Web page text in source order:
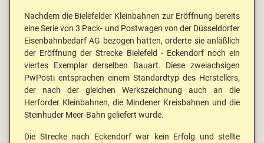
Nachdem die Bielefelder Kleinbahnen zur Eröffnung bereits
eine Serie von 3 Pack- und Postwagen von der Düsseldorfer
Eisenbahnbedarf AG bezogen hatten, orderte sie anläßlich
der Eröffnung der Strecke Bielefeld - Eckendorf noch ein
viertes Exemplar derselben Bauart. Diese zweiachsigen
PwPosti entsprachen einem Standardtyp des Herstellers,
der nach der gleichen Werkszeichnung auch an die
Herforder Kleinbahnen, die Mindener Kreisbahnen und die
Steinhuder Meer-Bahn geliefert wurde.
Die Strecke nach Eckendorf war kein Erfolg und stellte